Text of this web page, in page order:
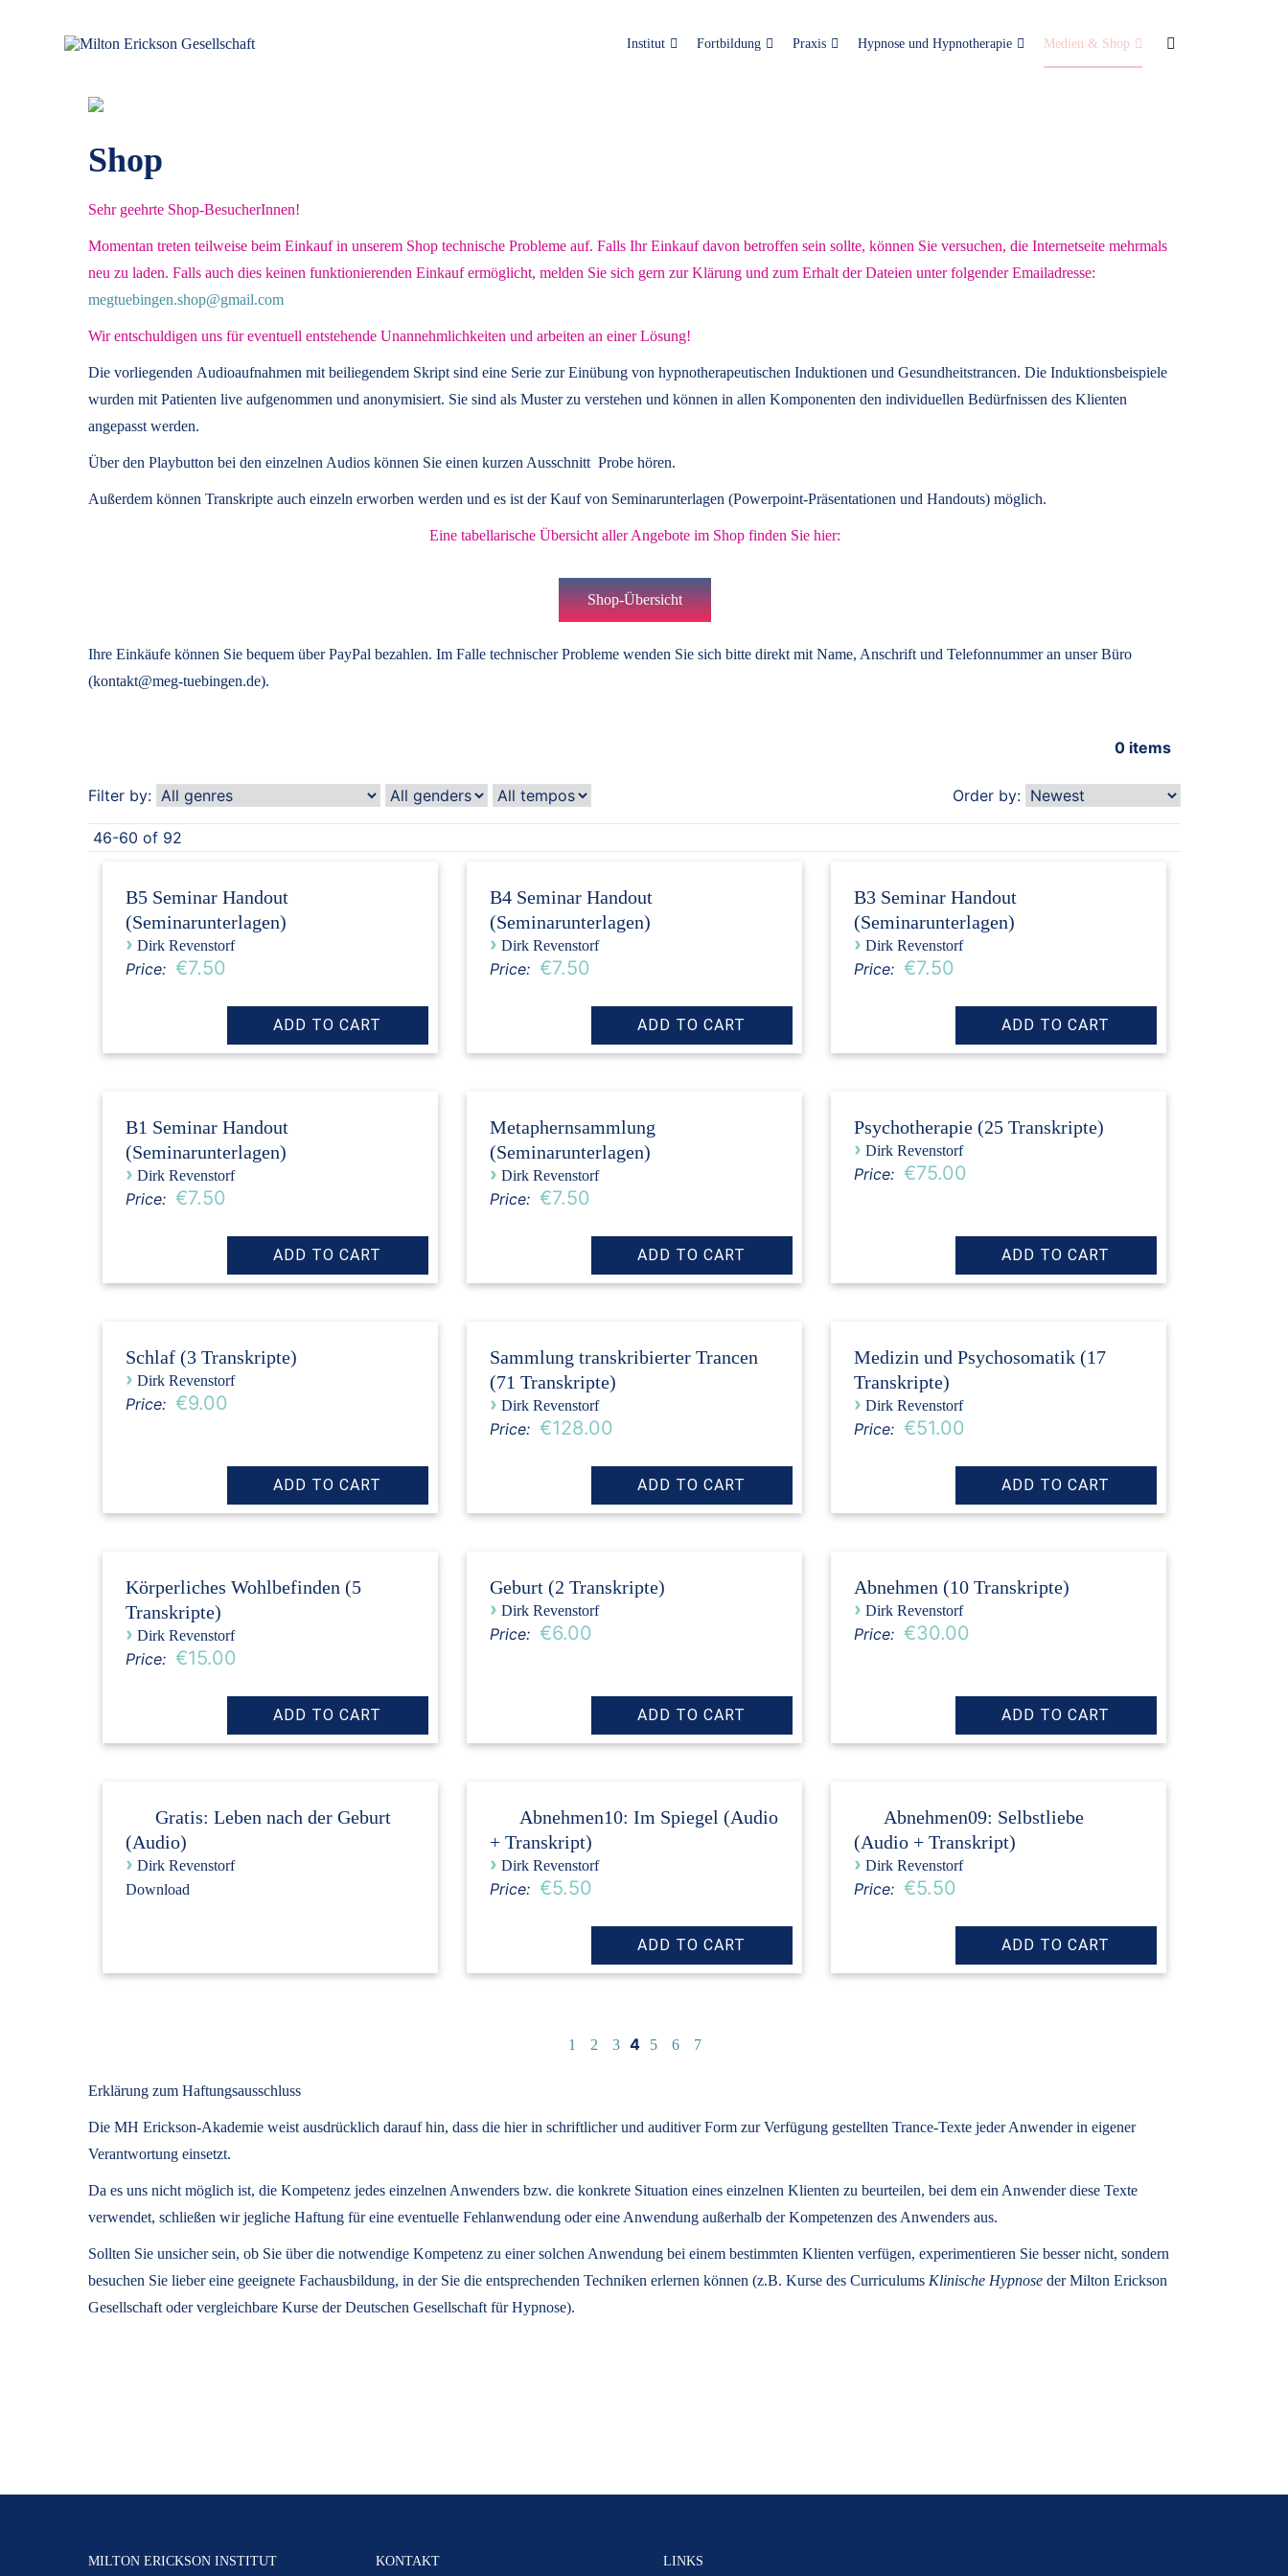
Institut Fortbildung Praxis Hypnose und Hypnotherapie Medien & Shop
Shop
Sehr geehrte Shop-BesucherInnen!
Momentan treten teilweise beim Einkauf in unserem Shop technische Probleme auf. Falls Ihr Einkauf davon betroffen sein sollte, können Sie versuchen, die Internetseite mehrmals
neu zu laden. Falls auch dies keinen funktionierenden Einkauf ermöglicht, melden Sie sich gern zur Klärung und zum Erhalt der Dateien unter folgender Emailadresse:
megtuebingen.shop@gmail.com
Wir entschuldigen uns für eventuell entstehende Unannehmlichkeiten und arbeiten an einer Lösung!
Die vorliegenden Audioaufnahmen mit beiliegendem Skript sind eine Serie zur Einübung von hypnotherapeutischen Induktionen und Gesundheitstrancen. Die Induktionsbeispiele
wurden mit Patienten live aufgenommen und anonymisiert. Sie sind als Muster zu verstehen und können in allen Komponenten den individuellen Bedürfnissen des Klienten
angepasst werden.
Über den Playbutton bei den einzelnen Audios können Sie einen kurzen Ausschnitt Probe hören.
Außerdem können Transkripte auch einzeln erworben werden und es ist der Kauf von Seminarunterlagen (Powerpoint-Präsentationen und Handouts) möglich.
Eine tabellarische Übersicht aller Angebote im Shop finden Sie hier:
Shop-Übersicht
Ihre Einkäufe können Sie bequem über PayPal bezahlen. Im Falle technischer Probleme wenden Sie sich bitte direkt mit Name, Anschrift und Telefonnummer an unser Büro
(kontakt@meg-tuebingen.de).
0 items
Filter by: Order by:
46-60 of 92
B5 Seminar Handout
(Seminarunterlagen)
› Dirk Revenstorf
Price: €7.50
B4 Seminar Handout
(Seminarunterlagen)
› Dirk Revenstorf
Price: €7.50
B3 Seminar Handout
(Seminarunterlagen)
› Dirk Revenstorf
Price: €7.50
B1 Seminar Handout
(Seminarunterlagen)
› Dirk Revenstorf
Price: €7.50
Metaphernsammlung
(Seminarunterlagen)
› Dirk Revenstorf
Price: €7.50
Psychotherapie (25 Transkripte)
› Dirk Revenstorf
Price: €75.00
Schlaf (3 Transkripte)
› Dirk Revenstorf
Price: €9.00
Sammlung transkribierter Trancen
(71 Transkripte)
› Dirk Revenstorf
Price: €128.00
Medizin und Psychosomatik (17
Transkripte)
› Dirk Revenstorf
Price: €51.00
Körperliches Wohlbefinden (5
Transkripte)
› Dirk Revenstorf
Price: €15.00
Geburt (2 Transkripte)
› Dirk Revenstorf
Price: €6.00
Abnehmen (10 Transkripte)
› Dirk Revenstorf
Price: €30.00
Gratis: Leben nach der Geburt
(Audio)
› Dirk Revenstorf
Download
Abnehmen10: Im Spiegel (Audio
+ Transkript)
› Dirk Revenstorf
Price: €5.50
Abnehmen09: Selbstliebe
(Audio + Transkript)
› Dirk Revenstorf
Price: €5.50
1 2 3 4 5 6 7
Erklärung zum Haftungsausschluss
Die MH Erickson-Akademie weist ausdrücklich darauf hin, dass die hier in schriftlicher und auditiver Form zur Verfügung gestellten Trance-Texte jeder Anwender in eigener
Verantwortung einsetzt.
Da es uns nicht möglich ist, die Kompetenz jedes einzelnen Anwenders bzw. die konkrete Situation eines einzelnen Klienten zu beurteilen, bei dem ein Anwender diese Texte
verwendet, schließen wir jegliche Haftung für eine eventuelle Fehlanwendung oder eine Anwendung außerhalb der Kompetenzen des Anwenders aus.
Sollten Sie unsicher sein, ob Sie über die notwendige Kompetenz zu einer solchen Anwendung bei einem bestimmten Klienten verfügen, experimentieren Sie besser nicht, sondern
besuchen Sie lieber eine geeignete Fachausbildung, in der Sie die entsprechenden Techniken erlernen können (z.B. Kurse des Curriculums Klinische Hypnose der Milton Erickson
Gesellschaft oder vergleichbare Kurse der Deutschen Gesellschaft für Hypnose).
MILTON ERICKSON INSTITUT KONTAKT LINKS